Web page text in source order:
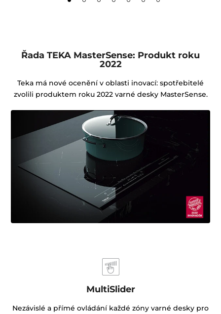
Řada TEKA MasterSense: Produkt roku
2022
Teka má nové ocenění v oblasti inovací: spotřebitelé
zvolili produktem roku 2022 varné desky MasterSense.
MultiSlider
Nezávislé a přímé ovládání každé zóny varné desky pro